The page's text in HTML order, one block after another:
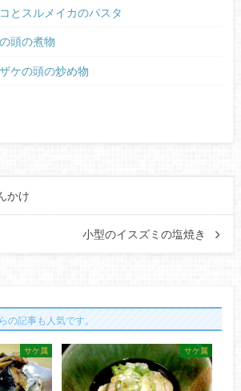
とスルメイカのパスタ
頭の煮物
ケの頭の炒め物
かけ
小型のイスズミの塩焼き
の記事も人気です。
サケ属 サケ属